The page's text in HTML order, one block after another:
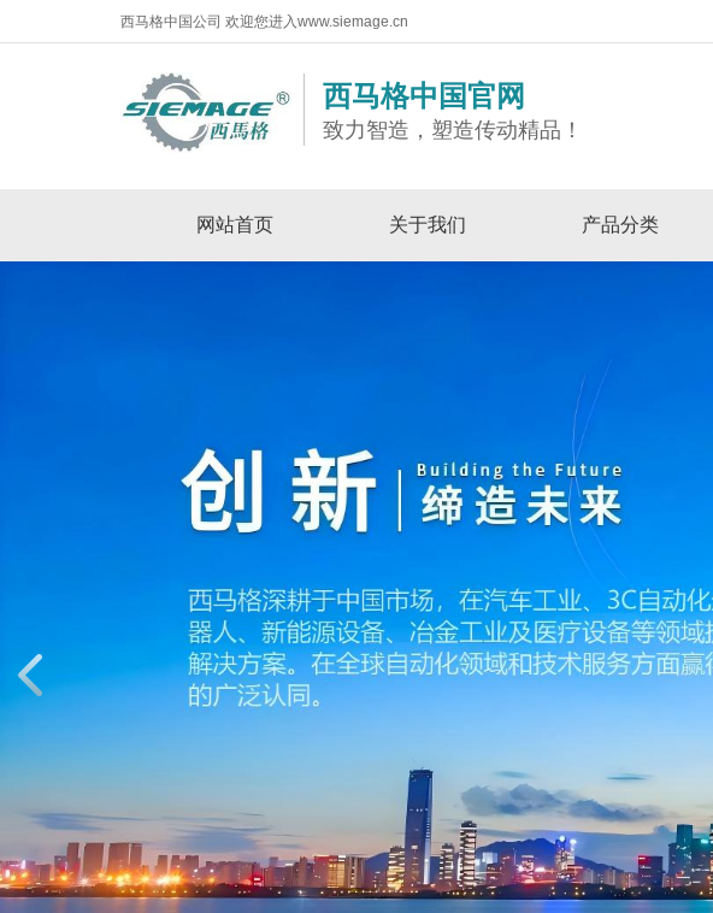
西马格中国公司 欢迎您进入www.siemage.cn
西马格中国官网
致力智造，塑造传动精品！
网站首页 关于我们 产品分类